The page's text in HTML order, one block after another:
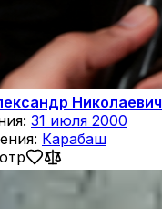
Николаевич
31 июля 2000
Карабаш